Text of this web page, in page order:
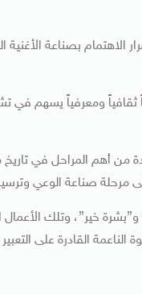
بصناعة الأغنية
ومعرفياً يسهم في
ثورة 30 يونيو في توثيق واحدة من
مرحلة صناعة الوعي
خير”، وتلك
الناعمة القادرة على